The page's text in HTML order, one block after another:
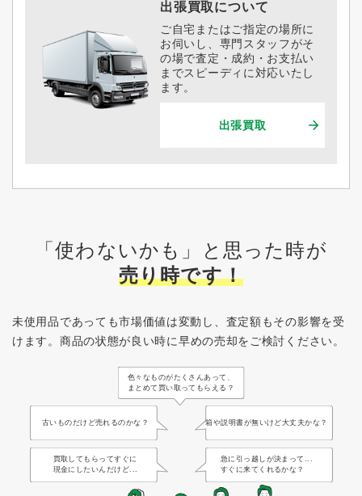
出張買取について
ご自宅またはご指定の場所に
お伺いし、専門スタッフがそ
の場で査定・成約・お支払い
までスピーディに対応いたし
ます。
出張買取
「使わないかも」と思った時が
売り時です！
未使用品であっても市場価値は変動し、査定額もその影響を受
けます。 商品の状態が良い時に早めの売却をご検討ください。
色々なものがたくさんあって、
まとめて買い取ってもらえる？
古いものだけど売れるのかな？ 箱や説明書が無いけど大丈夫かな？
買取してもらってすぐに
現金にしたいんだけど...
急に引っ越しが決まって...
すぐに来てくれるかな？